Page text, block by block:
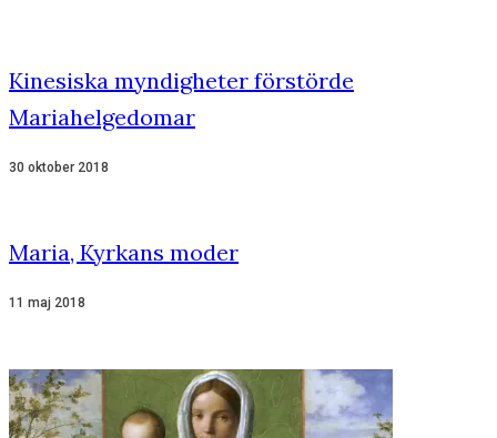
Kinesiska myndigheter förstörde
Mariahelgedomar
30 oktober 2018
Maria, Kyrkans moder
11 maj 2018